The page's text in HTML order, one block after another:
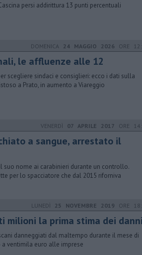
persi addirittura 13 punti percentuali
DOMENICA 24 MAGGIO 2026 ORE
le affluenze alle 12
scegliere sindaci e consiglieri: ecco i dati sulla
a Prato, in aumento a Viareggio
VENERDÌ 07 APRILE 2017 ORE
a sangue, arrestato il
suo nome ai carabinieri durante un controllo.
per lo spacciatore che dal 2015 riforniva
LUNEDÌ 25 NOVEMBRE 2019 ORE
milioni la prima stima dei danni
danneggiati dal maltempo durante il mese di
a ventimila euro alle imprese